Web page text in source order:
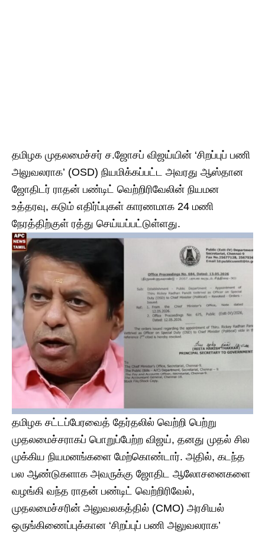
தமிழக முதலமைச்சர் ச.ஜோசப் விஜய்யின் ‘சிறப்புப் பணி
அலுவலராக’ (OSD) நியமிக்கப்பட்ட அவரது ஆஸ்தான
ஜோதிடர் ராதன் பண்டிட் வெற்றிரிவேலின் நியமன
உத்தரவு, கடும் எதிர்ப்புகள் காரணமாக 24 மணி
நேரத்திற்குள் ரத்து செய்யப்பட்டுள்ளது.
தமிழக சட்டப்பேரவைத் தேர்தலில் வெற்றி பெற்று
முதலமைச்சராகப் பொறுப்பேற்ற விஜய், தனது முதல் சில
முக்கிய நியமனங்களை மேற்கொண்டார். அதில், கடந்த
பல ஆண்டுகளாக அவருக்கு ஜோதிட ஆலோசனைகளை
வழங்கி வந்த ராதன் பண்டிட் வெற்றிரிவேல்,
முதலமைச்சரின் அலுவலகத்தில் (CMO) அரசியல்
ஒருங்கிணைப்புக்கான ‘சிறப்புப் பணி அலுவலராக’